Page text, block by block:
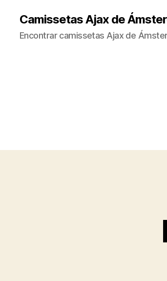
Camissetas Ajax de
Encontrar camissetas Ajax de